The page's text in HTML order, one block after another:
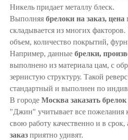
Никель придает металлу блеск.
Выполняя брелоки на заказ, цена
складывается из многих
объем, количество покрытий,
Например, данные брелки,
выполнено из материала цам, с
зернистую структуру. Такой
стандартный и выполнен по
В городе Москва заказать брелок
"Джин" учитывает все пожелания
свою работу качественно и в срок,
заказ приятно удивят.